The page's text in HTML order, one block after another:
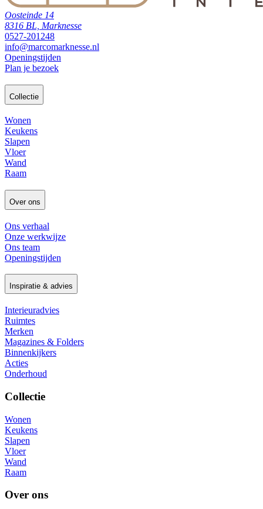
Oosteinde 14
8316 BL, Marknesse
0527-201248
info@marcomarknesse.nl
Openingstijden
Plan je bezoek
Collectie
Wonen
Keukens
Slapen
Vloer
Wand
Raam
Over ons
Ons verhaal
Onze werkwijze
Ons team
Openingstijden
Inspiratie & advies
Interieuradvies
Ruimtes
Merken
Magazines & Folders
Binnenkijkers
Acties
Onderhoud
Collectie
Wonen
Keukens
Slapen
Vloer
Wand
Raam
Over ons